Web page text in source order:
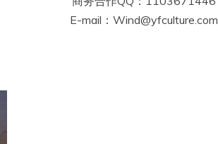
E-mail：Wind@yfculture.com